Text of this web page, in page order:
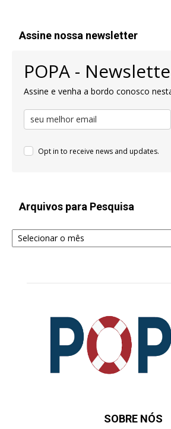
Assine nossa newsletter
POPA -
Assine e venha a bordo conosco
Opt in to receive news and updates.
Arquivos para Pesquisa
Arquivos
para
SOBRE NÓS